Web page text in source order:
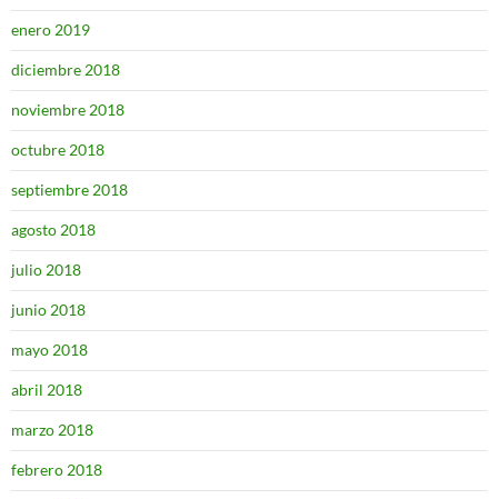
enero 2019
diciembre 2018
noviembre 2018
octubre 2018
septiembre 2018
agosto 2018
julio 2018
junio 2018
mayo 2018
abril 2018
marzo 2018
febrero 2018